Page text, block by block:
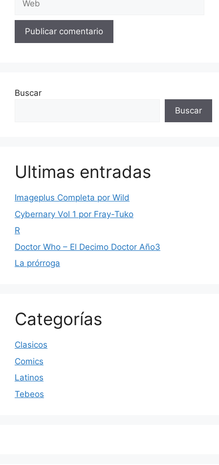
Buscar
Buscar
Ultimas entradas
Imageplus Completa por Wild
Cybernary Vol 1 por Fray-Tuko
R
Doctor Who – El Decimo Doctor Año3
La prórroga
Categorías
Clasicos
Comics
Latinos
Tebeos